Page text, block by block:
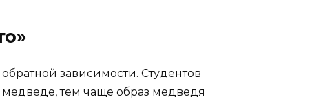
зависимости. Студентов
медведе, тем чаще образ медведя